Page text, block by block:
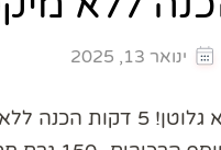
ינואר 13, 2025
עוגת שוקולד ללא גלוטן! 5